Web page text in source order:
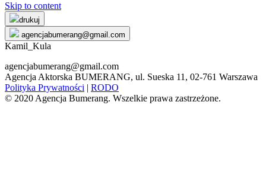
Skip to content
drukuj
agencjabumerang@gmail.com
Kamil_Kula
agencjabumerang@gmail.com
Agencja Aktorska BUMERANG, ul. Sueska 11, 02-761 Warszawa
Polityka Prywatności | RODO
© 2020 Agencja Bumerang. Wszelkie prawa zastrzeżone.